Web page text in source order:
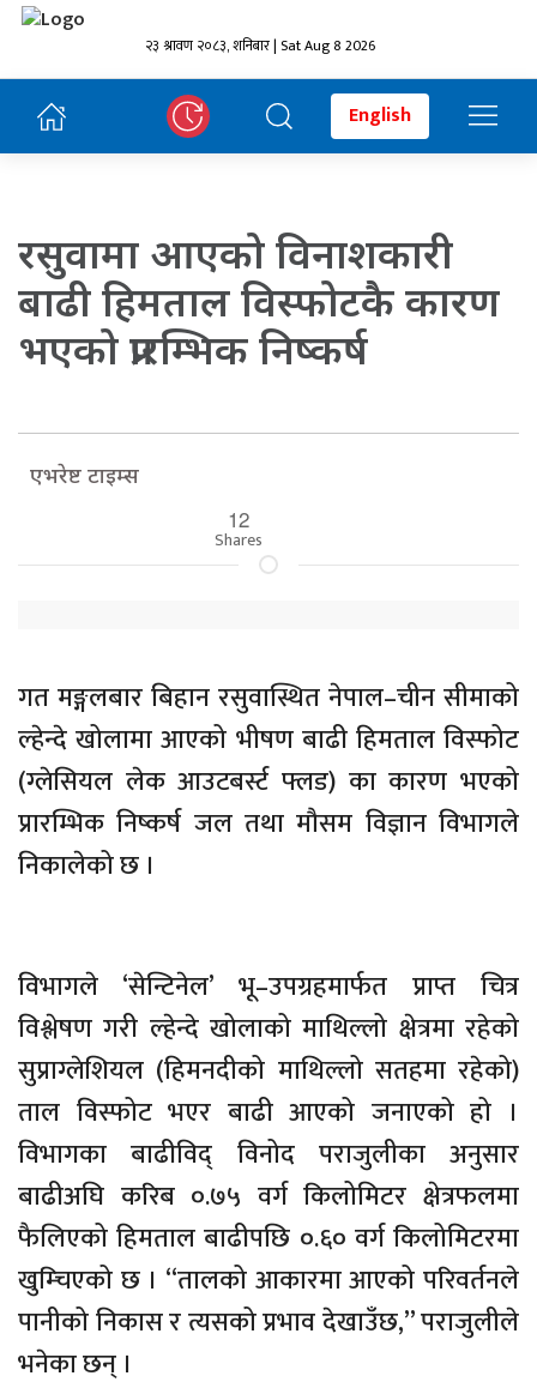
२३ श्रावण २०८३, शनिबार | Sat Aug 8 2026
English
रसुवामा आएको विनाशकारी
बाढी हिमताल विस्फोटकै कारण
भएको प्रारम्भिक निष्कर्ष
एभरेष्ट टाइम्स
12
Shares
गत मङ्गलबार बिहान रसुवास्थित नेपाल–चीन सीमाको
ल्हेन्दे खोलामा आएको भीषण बाढी हिमताल विस्फोट
(ग्लेसियल लेक आउटबर्स्ट फ्लड) का कारण भएको
प्रारम्भिक निष्कर्ष जल तथा मौसम विज्ञान विभागले
निकालेको छ ।
विभागले ‘सेन्टिनेल’ भू–उपग्रहमार्फत प्राप्त चित्र
विश्लेषण गरी ल्हेन्दे खोलाको माथिल्लो क्षेत्रमा रहेको
सुप्राग्लेशियल (हिमनदीको माथिल्लो सतहमा रहेको)
ताल विस्फोट भएर बाढी आएको जनाएको हो ।
विभागका बाढीविद् विनोद पराजुलीका अनुसार
बाढीअघि करिब ०.७५ वर्ग किलोमिटर क्षेत्रफलमा
फैलिएको हिमताल बाढीपछि ०.६० वर्ग किलोमिटरमा
खुम्चिएको छ । “तालको आकारमा आएको परिवर्तनले
पानीको निकास र त्यसको प्रभाव देखाउँछ,” पराजुलीले
भनेका छन् ।